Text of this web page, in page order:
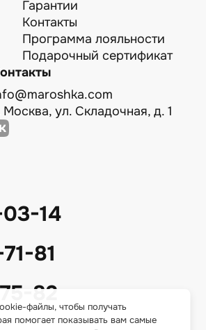
Гарантии
Контакты
Программа лояльности
Подарочный сертификат
Москва, ул. Складочная, д. 1
14
81
82
файлы, чтобы получать
помогает показывать вам самые